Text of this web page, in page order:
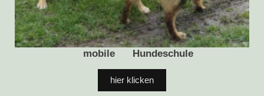
mobile Hundeschule
hier klicken